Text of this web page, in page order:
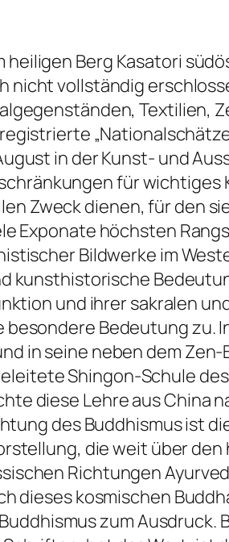
heiligen Berg Kasatori
nicht vollständig
Textilien,
in der Kunst- und
für wichtiges
Zweck dienen, für den
Exponate höchsten
Bildwerke im
kunsthistorische
und ihrer sakralen
Bedeutung zu.
in seine neben dem
Shingon-Schule
diese Lehre aus China
des Buddhismus ist
die weit über
Richtungen
dieses kosmischen
zum Ausdruck.